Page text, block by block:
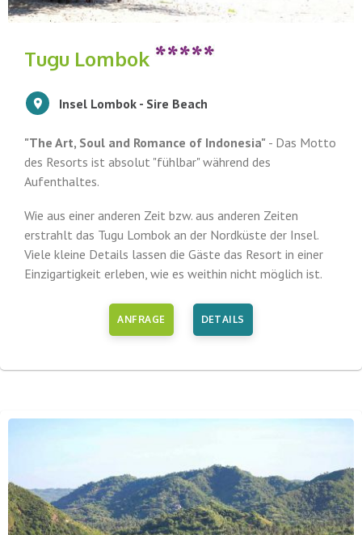
Tugu Lombok
Insel Lombok - Sire Beach
"The Art, Soul and Romance of Indonesia" - Das Motto
des Resorts ist absolut "fühlbar" während des
Aufenthaltes.
Wie aus einer anderen Zeit bzw. aus anderen Zeiten
erstrahlt das Tugu Lombok an der Nordküste der Insel.
Viele kleine Details lassen die Gäste das Resort in einer
Einzigartigkeit erleben, wie es weithin nicht möglich ist.
ANFRAGE DETAILS